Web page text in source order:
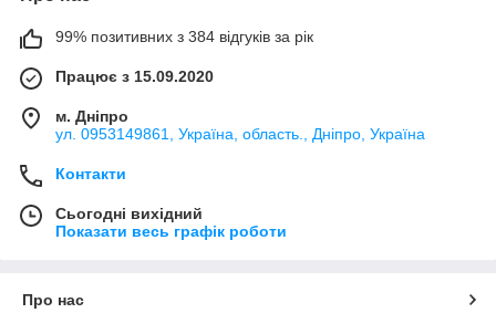
99% позитивних з 384 відгуків за рік
Працює з 15.09.2020
м. Дніпро
ул. 0953149861, Україна, область., Дніпро, Україна
Контакти
Сьогодні вихідний
Показати весь графік роботи
Про нас